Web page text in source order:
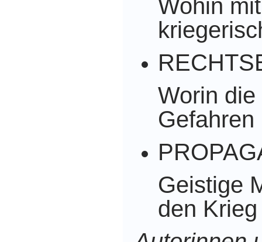
Wohin
Worin
Geistige
den Krieg